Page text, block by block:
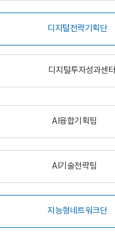
디지털전략기획단
디지털투자성과센터
AI융합기획팀
AI기술전략팀
지능형네트워크단